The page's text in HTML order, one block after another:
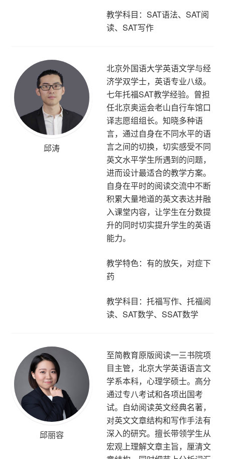
教学科目：SAT语法、SAT阅
读、SAT写作
邱涛
北京外国语大学英语文学与经
济学双学士，英语专业八级。
七年托福SAT教学经验。曾担
任北京奥运会老山自行车馆口
译志愿组组长。知晓多种语
言，通过自身在不同水平的语
言之间的切换，切实感受不同
英文水平学生所遇到的问题，
进而设计最适合的教学方案。
自身在平时的阅读交流中不断
积累大量地道的英文表达并融
入课堂内容，让学生在分数提
升的同时切实提升学生的英语
能力。
教学特色：有的放矢，对症下
药
教学科目：托福写作、托福阅
读、SAT数学、SSAT数学
邱丽容
至简教育原版阅读一三书院项
目主管，北京大学英语语言文
学系本科，心理学硕士。高分
通过专八考试和各项出国考
试。自幼阅读英文经典名著，
对英文文章结构和写作手法有
深入的研究。擅长带领学生从
宏观上理解文章主旨，厘清文